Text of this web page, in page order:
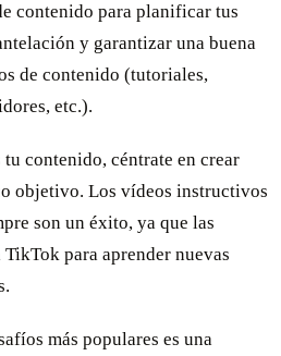
contenido para planificar tus
y garantizar una buena
de contenido (tutoriales,
etc.).
contenido, céntrate en crear
objetivo. Los vídeos instructivos
son un éxito, ya que las
para aprender nuevas
más populares es una